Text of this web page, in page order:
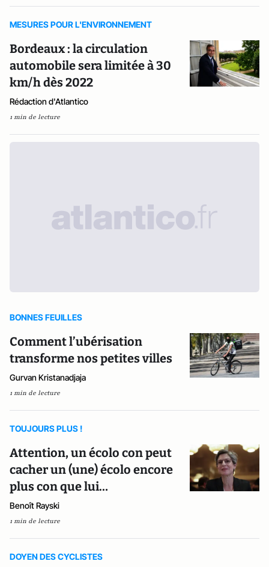
MESURES POUR L'ENVIRONNEMENT
Bordeaux : la circulation
automobile sera limitée à 30
km/h dès 2022
Rédaction d'Atlantico
1 min de lecture
BONNES FEUILLES
Comment l’ubérisation
transforme nos petites villes
Gurvan Kristanadjaja
1 min de lecture
TOUJOURS PLUS !
Attention, un écolo con peut
cacher un (une) écolo encore
plus con que lui…
Benoît Rayski
1 min de lecture
DOYEN DES CYCLISTES